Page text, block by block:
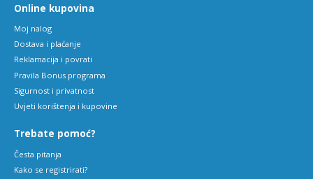
Online kupovina
Moj nalog
Dostava i plaćanje
Reklamacija i povrati
Pravila Bonus programa
Sigurnost i privatnost
Uvjeti korištenja i kupovine
Trebate pomoć?
Česta pitanja
Kako se registrirati?